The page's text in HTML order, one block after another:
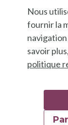
Nous
fournir la
savoir
politique